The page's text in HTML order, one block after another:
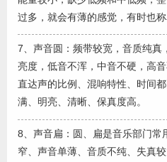
过多，就会有薄的感觉，有时也称
7、声音圆：频带较宽，音质纯真
亮度，低音不浑，中音不硬，高
直达声的比例、混响特性、时间
满、明亮、清晰、保真度高。
8、声音扁：圆、扁是音乐部门常
窄、声音单薄、音质不纯、失真